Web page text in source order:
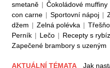
smetaně | Čokoládové muffiny
con carne | Sportovní nápoj |
džem | Zelná polévka |
Perník | Lečo | Recepty s
Zapečené brambory s uzeným
AKTUÁLNÍ TÉMATA Jak